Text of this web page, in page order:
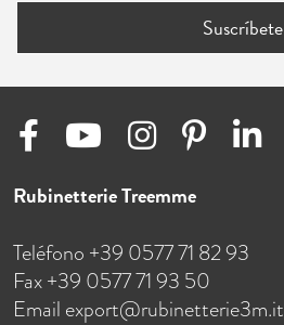
Suscríbete
Rubinetterie Treemme
Teléfono +39 0577 71 82 93
Fax +39 0577 71 93 50
Email export@rubinetterie3m.it